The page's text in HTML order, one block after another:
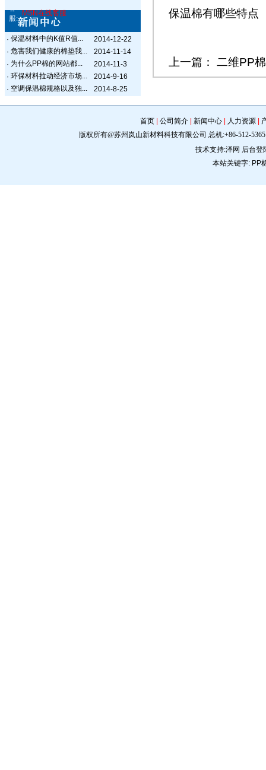
客
服:
MSN在线客服
· 保温材料中的K值R值...
2014-12-22
· 危害我们健康的棉垫我...
2014-11-14
· 为什么PP棉的网站都...
2014-11-3
· 环保材料拉动经济市场...
2014-9-16
· 空调保温棉规格以及独... 2014-8-25
保温棉有哪些特点
上一篇： 二维PP
首页| 公司简介| 新闻中心| 人力资源|
版权所有@苏州岚山新材料科技有限公司 总机:+86-512-5365
技术支持:泽网 后台登
本站关键字: PP